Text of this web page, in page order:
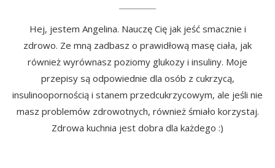
Hej, jestem Angelina. Nauczę Cię jak jeść smacznie i
zdrowo. Ze mną zadbasz o prawidłową masę ciała, jak
również wyrównasz poziomy glukozy i insuliny. Moje
przepisy są odpowiednie dla osób z cukrzycą,
insulinoopornością i stanem przedcukrzycowym, ale jeśli nie
masz problemów zdrowotnych, również śmiało korzystaj.
Zdrowa kuchnia jest dobra dla każdego :)